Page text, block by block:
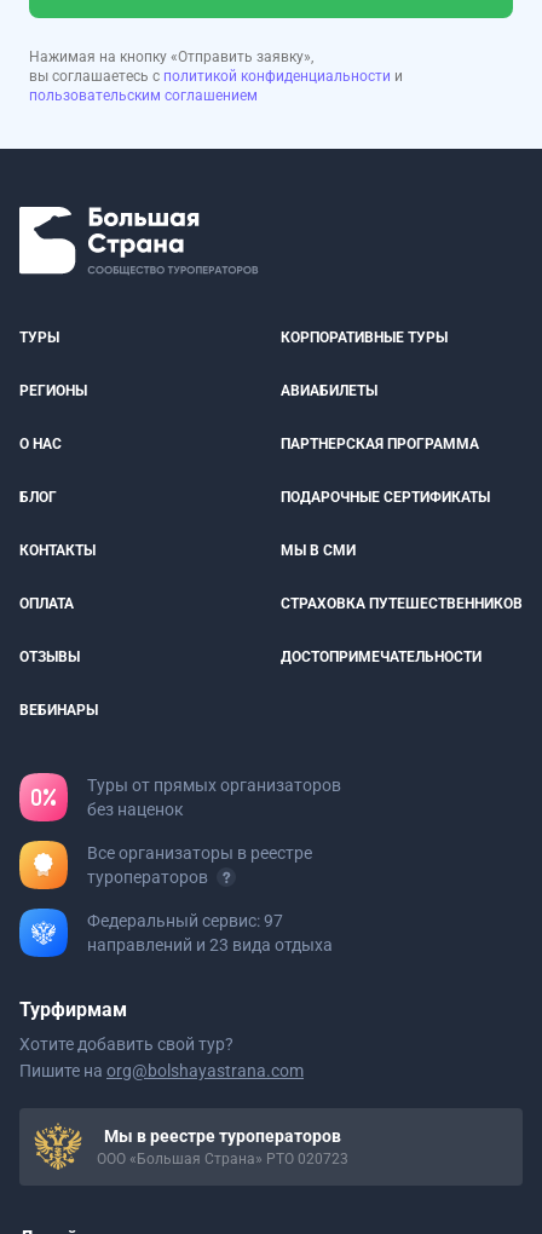
Нажимая на кнопку «Отправить заявку»,
вы соглашаетесь с политикой конфиденциальности и
пользовательским соглашением
ТУРЫ КОРПОРАТИВНЫЕ ТУРЫ
РЕГИОНЫ АВИАБИЛЕТЫ
О НАС ПАРТНЕРСКАЯ ПРОГРАММА
БЛОГ ПОДАРОЧНЫЕ СЕРТИФИКАТЫ
КОНТАКТЫ МЫ В СМИ
ОПЛАТА СТРАХОВКА ПУТЕШЕСТВЕННИКОВ
ОТЗЫВЫ ДОСТОПРИМЕЧАТЕЛЬНОСТИ
ВЕБИНАРЫ
Туры от прямых организаторов
без наценок
Все организаторы в реестре
туроператоров
Федеральный сервис: 97
направлений и 23 вида отдыха
Турфирмам
Хотите добавить свой тур?
Пишите на org@bolshayastrana.com
Мы в реестре туроператоров
ООО «Большая Страна» РТО 020723